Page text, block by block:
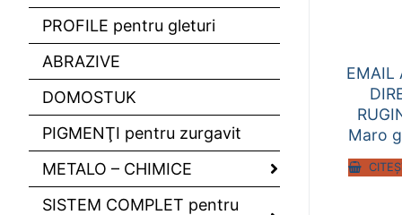
EMAIL
Maro
PROFILE pentru gleturi
ABRAZIVE
DOMOSTUK
PIGMENŢI pentru zurgavit
METALO – CHIMICE
SISTEM COMPLET pentru